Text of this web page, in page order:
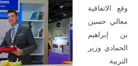
VIEWING
وقع الاتفاقية
معالي حسين
بن إبراهيم
الحمادي وزير
التربية